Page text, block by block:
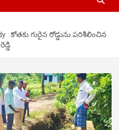
: కోతకు గురైన రోడ్డును పరిశీలించిన